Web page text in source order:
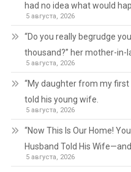
had no idea what would
5 августа, 2026
“Do you really begrudge
thousand?” her mother-in-
5 августа, 2026
“My daughter from my first
told his young wife.
5 августа, 2026
“Now This Is Our Home!
Husband Told His
5 августа, 2026